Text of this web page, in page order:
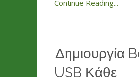
Continue Reading...
Δημιουργία
USB Κάθε